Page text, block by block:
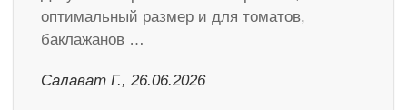
оптимальный размер и для томатов,
баклажанов …
Салават Г., 26.06.2026